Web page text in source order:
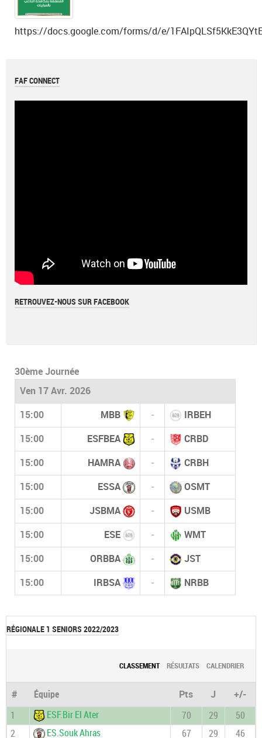
https://docs.google.com/forms/d/e/
FAF CONNECT
RETROUVEZ-NOUS SUR FACEBOOK
30ème Journée
Ven 17 Avr. 2026
15:00 MBB - IRBEH
15:00 ESFBEA - CRBD
15:00 HAMRA - CRBH
15:00 ESSA - OSMT
15:00 JSBMA - USMB
15:00 ESE - WMT
15:00 ORBBA - JST
15:00 IRBSA - NRBB
RÉGIONALE 1 SENIORS 2022/2023
CLASSEMENT RÉSULTATS CALENDRIER
# Équipe Pts J
+/-
1
ESF.Bir El Ater 70 29
50
2
ES.Souk Ahras 67 29 46